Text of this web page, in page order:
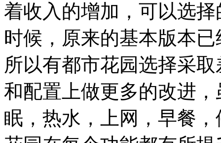
着收入的增加，可以选
时候，原来的基本版本
所以有都市花园选择采
和配置上做更多的改进
眠，热水，上网，早餐